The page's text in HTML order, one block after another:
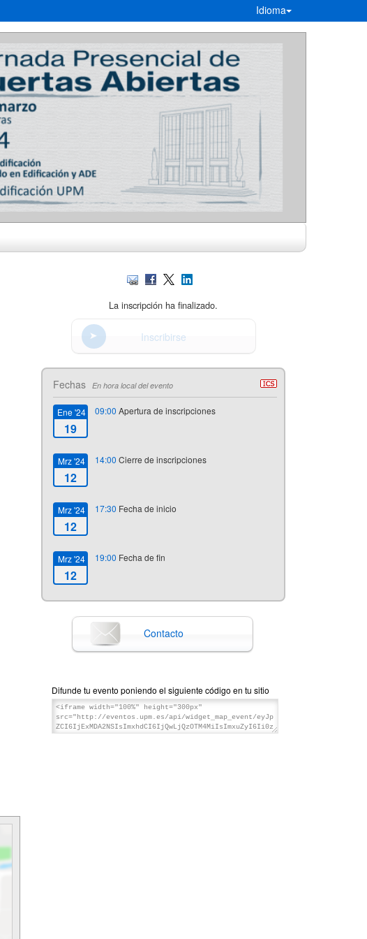
Idioma
La inscripción ha finalizado.
Inscribirse
Fechas En hora local del evento
Ene '24
19
09:00 Apertura de inscripciones
Mrz '24
12
14:00 Cierre de inscripciones
Mrz '24
12
17:30 Fecha de inicio
Mrz '24
12
19:00 Fecha de fin
Contacto
Difunde tu evento poniendo el siguiente código en tu sitio